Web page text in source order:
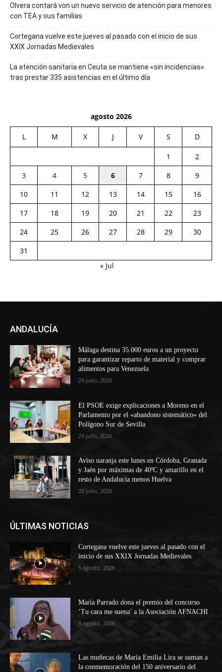
Olvera contará von un nuevo servicio de atención para menores
con TEA y sus familias
Cortegana vuelve este jueves al pasado con el inicio de sus
XXIX Jornadas Medievales
La atención sanitaria en Ceuta se mantiene «sin incidencias»
tras prestar 335 asistencias en el último día
agosto 2026
L M X J V S D
1
2
3
4 5 6 7 8
9
10
11 12 13 14 15
16
17
18 19 20 21 22
23
24
25 26 27 28 29
30
31
« Jul
ANDALUCÍA
Málaga destina 35.000 euros a un proyecto
para garantizar reparto de material y comprar
alimentos para Venezuela
29 julio, 2026
El PSOE exige explicaciones a Moreno en el
Parlamento por el «abandono sistemático» del
Polígono Sur de Sevilla
29 julio, 2026
Aviso naranja este lunes en Córdoba, Granada
y Jaén por máximas de 40ºC y amarillo en el
resto de Andalucía menos Huelva
20 julio, 2026
ÚLTIMAS NOTICIAS
Cortegana vuelve este jueves al pasado con el
inicio de sus XXIX Jornadas Medievales
5 agosto, 2026
María Parrado dona el premio del concurso
‘Tu cara me suena’ a la Asociación AFNACHI
5 agosto, 2026
Las muñecas de María Emilia Lira se suman a
la conmemoración del 150 aniversario del